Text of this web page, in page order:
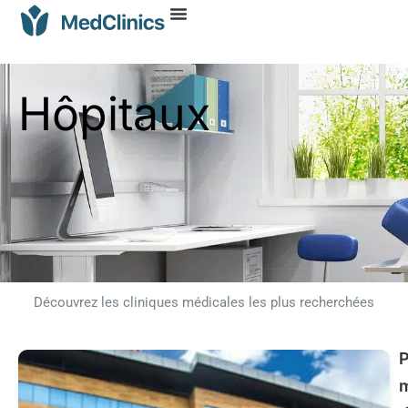
Hôpitaux
Découvrez les cliniques médicales les plus recherchées